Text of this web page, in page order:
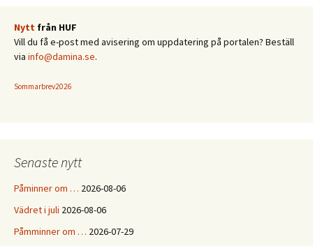
Nytt från HUF
Vill du få e-post med avisering om uppdatering på portalen? Beställ
via info@damina.se.
Sommarbrev2026
Senaste nytt
Påminner om … 2026-08-06
Vädret i juli 2026-08-06
Påmminner om … 2026-07-29